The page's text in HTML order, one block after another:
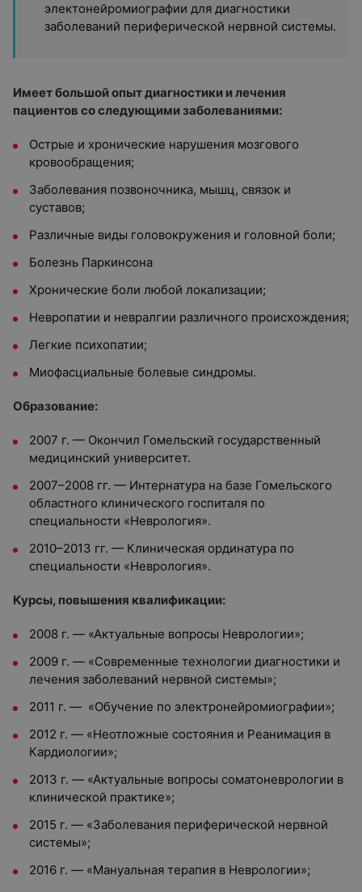
электонейромиографии для диагностики
заболеваний периферической нервной системы.
Имеет большой опыт диагностики и лечения
пациентов со следующими заболеваниями:
Острые и хронические нарушения мозгового
кровообращения;
Заболевания позвоночника, мышц, связок и
суставов;
Различные виды головокружения и головной боли;
Болезнь Паркинсона
Хронические боли любой локализации;
Невропатии и невралгии различного происхождения;
Легкие психопатии;
Миофасциальные болевые синдромы.
Образование:
2007 г. — Окончил Гомельский государственный
медицинский университет.
2007–2008 гг. — Интернатура на базе Гомельского
областного клинического госпиталя по
специальности «Неврология».
2010–2013 гг. — Клиническая ординатура по
специальности «Неврология».
Курсы, повышения квалификации:
2008 г. — «Актуальные вопросы Неврологии»;
2009 г. — «Современные технологии диагностики и
лечения заболеваний нервной системы»;
2011 г. — «Обучение по электронейромиографии»;
2012 г. — «Неотложные состояния и Реанимация в
Кардиологии»;
2013 г. — «Актуальные вопросы соматоневрологии в
клинической практике»;
2015 г. — «Заболевания периферической нервной
системы»;
2016 г. — «Мануальная терапия в Неврологии»;